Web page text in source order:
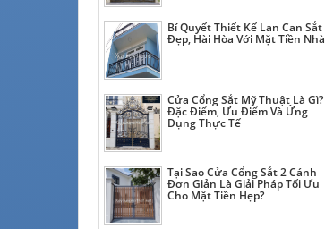
Bí Quyết Thiết Kế Lan Can Sắt
Đẹp, Hài Hòa Với Mặt Tiền Nhà
Cửa Cổng Sắt Mỹ Thuật Là Gì?
Đặc Điểm, Ưu Điểm Và Ứng
Dụng Thực Tế
Tại Sao Cửa Cổng Sắt 2 Cánh
Đơn Giản Là Giải Pháp Tối Ưu
Cho Mặt Tiền Hẹp?